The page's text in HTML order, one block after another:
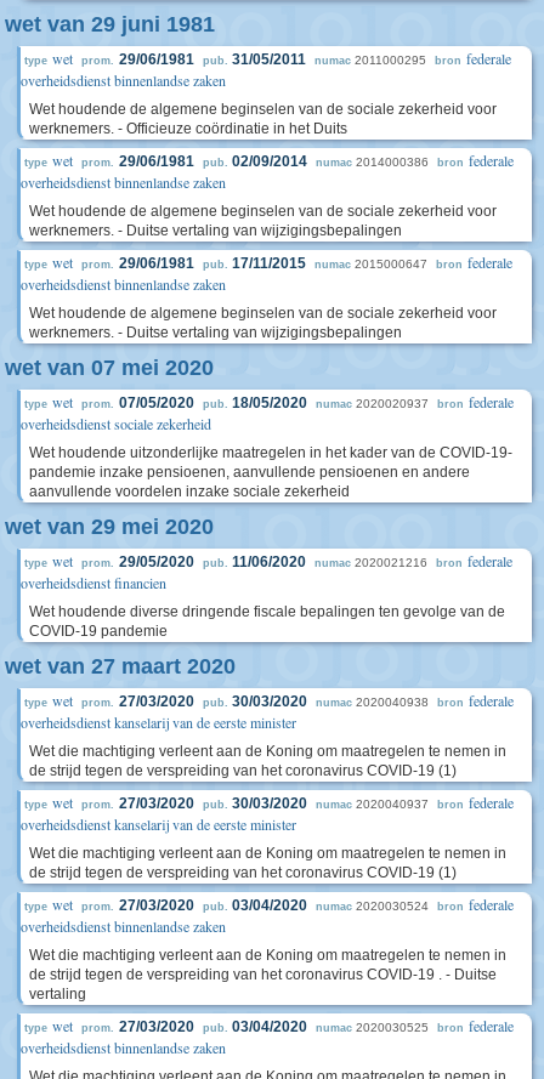
wet van 29 juni 1981
type wet prom. 29/06/1981 pub. 31/05/2011 numac 2011000295 bron federale
overheidsdienst binnenlandse zaken
Wet houdende de algemene beginselen van de sociale zekerheid voor
werknemers. - Officieuze coördinatie in het Duits
type wet prom. 29/06/1981 pub. 02/09/2014 numac 2014000386 bron federale
overheidsdienst binnenlandse zaken
Wet houdende de algemene beginselen van de sociale zekerheid voor
werknemers. - Duitse vertaling van wijzigingsbepalingen
type wet prom. 29/06/1981 pub. 17/11/2015 numac 2015000647 bron federale
overheidsdienst binnenlandse zaken
Wet houdende de algemene beginselen van de sociale zekerheid voor
werknemers. - Duitse vertaling van wijzigingsbepalingen
wet van 07 mei 2020
type wet prom. 07/05/2020 pub. 18/05/2020 numac 2020020937 bron federale
overheidsdienst sociale zekerheid
Wet houdende uitzonderlijke maatregelen in het kader van de COVID-19-
pandemie inzake pensioenen, aanvullende pensioenen en andere
aanvullende voordelen inzake sociale zekerheid
wet van 29 mei 2020
type wet prom. 29/05/2020 pub. 11/06/2020 numac 2020021216 bron federale
overheidsdienst financien
Wet houdende diverse dringende fiscale bepalingen ten gevolge van de
COVID-19 pandemie
wet van 27 maart 2020
type wet prom. 27/03/2020 pub. 30/03/2020 numac 2020040938 bron federale
overheidsdienst kanselarij van de eerste minister
Wet die machtiging verleent aan de Koning om maatregelen te nemen in
de strijd tegen de verspreiding van het coronavirus COVID-19 (1)
type wet prom. 27/03/2020 pub. 30/03/2020 numac 2020040937 bron federale
overheidsdienst kanselarij van de eerste minister
Wet die machtiging verleent aan de Koning om maatregelen te nemen in
de strijd tegen de verspreiding van het coronavirus COVID-19 (1)
type wet prom. 27/03/2020 pub. 03/04/2020 numac 2020030524 bron federale
overheidsdienst binnenlandse zaken
Wet die machtiging verleent aan de Koning om maatregelen te nemen in
de strijd tegen de verspreiding van het coronavirus COVID-19 . - Duitse
vertaling
type wet prom. 27/03/2020 pub. 03/04/2020 numac 2020030525 bron federale
overheidsdienst binnenlandse zaken